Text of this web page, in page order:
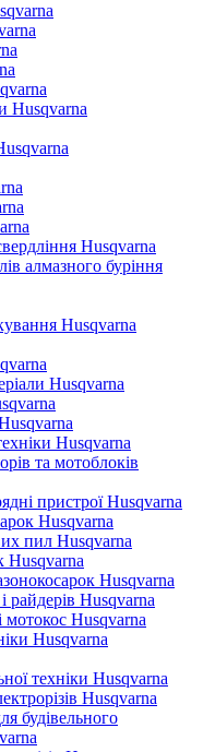
Husqvarna
Husqvarna
алмазного буріння
Husqvarna
Husqvarna
Husqvarna
та мотоблоків
пристрої Husqvarna
Husqvarna
пил Husqvarna
Husqvarna
Husqvarna
райдерів Husqvarna
мотокос Husqvarna
Husqvarna
техніки Husqvarna
Husqvarna
будівельного